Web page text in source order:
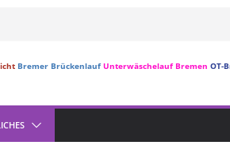
Bremer Brückenlauf Unterwäschelauf Bremen OT-